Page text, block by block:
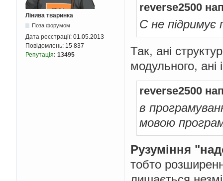
Лінива тваринка
Поза форумом
Дата реєстрації: 01.05.2013
Повідомлень: 15 837
Репутація: 13495
reverse2500
С не підримує
Так, ані
модульного, ані
reverse2500
в
мовою
Рузуміння
тобто